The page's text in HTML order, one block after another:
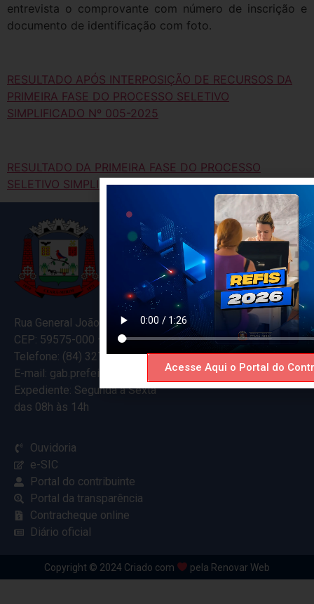
entrevista o comprovante com número de inscrição e
documento de identificação com foto.
RESULTADO APÓS INTERPOSIÇÃO DE RECURSOS DA
PRIMEIRA FASE DO PROCESSO SELETIVO
SIMPLIFICADO Nº 005-2025
RESULTADO DA PRIMEIRA FASE DO PROCESSO
SELETIVO SIMPLIFICADO Nº 005-2025
Rua General João Varela, 635
CEP: 59575-000 – Ceará-Mirim – RN
Telefone: (84) 3274-5916
E-mail: gab.prefeitocearamirim@gmail.com
Expediente: Segunda à Sexta
das 08h às 14h
Ouvidoria
e-SIC
Portal do contribuinte
Portal da transparência
Contracheque online
Diário oficial
Copyright © 2024 Criado com pela Renovar Web
Acesse Aqui o Portal do